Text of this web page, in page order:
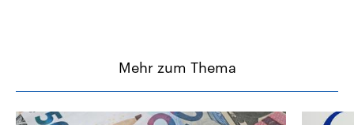
Mehr zum Thema